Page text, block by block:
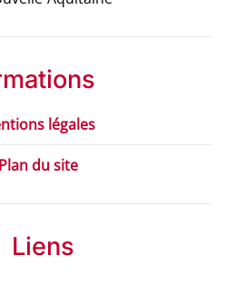
légales
Plan du site
Liens